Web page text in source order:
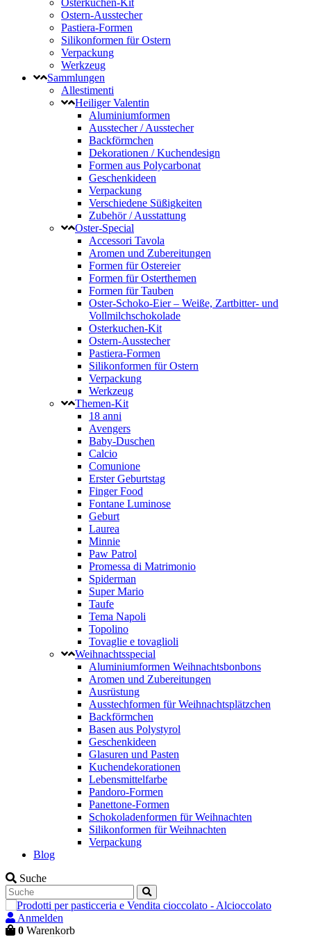
Osterkuchen-Kit
Ostern-Ausstecher
Pastiera-Formen
Silikonformen für Ostern
Verpackung
Werkzeug
Sammlungen
Allestimenti
Heiliger Valentin
Aluminiumformen
Ausstecher / Ausstecher
Backförmchen
Dekorationen / Kuchendesign
Formen aus Polycarbonat
Geschenkideen
Verpackung
Verschiedene Süßigkeiten
Zubehör / Ausstattung
Oster-Special
Accessori Tavola
Aromen und Zubereitungen
Formen für Ostereier
Formen für Osterthemen
Formen für Tauben
Oster-Schoko-Eier – Weiße, Zartbitter- und
Vollmilchschokolade
Osterkuchen-Kit
Ostern-Ausstecher
Pastiera-Formen
Silikonformen für Ostern
Verpackung
Werkzeug
Themen-Kit
18 anni
Avengers
Baby-Duschen
Calcio
Comunione
Erster Geburtstag
Finger Food
Fontane Luminose
Geburt
Laurea
Minnie
Paw Patrol
Promessa di Matrimonio
Spiderman
Super Mario
Taufe
Tema Napoli
Topolino
Tovaglie e tovaglioli
Weihnachtsspecial
Aluminiumformen Weihnachtsbonbons
Aromen und Zubereitungen
Ausrüstung
Ausstechformen für Weihnachtsplätzchen
Backförmchen
Basen aus Polystyrol
Geschenkideen
Glasuren und Pasten
Kuchendekorationen
Lebensmittelfarbe
Pandoro-Formen
Panettone-Formen
Schokoladenformen für Weihnachten
Silikonformen für Weihnachten
Verpackung
Blog
Suche
Anmelden
0 Warenkorb